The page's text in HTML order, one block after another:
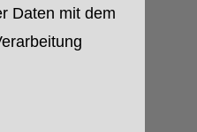
Daten mit dem